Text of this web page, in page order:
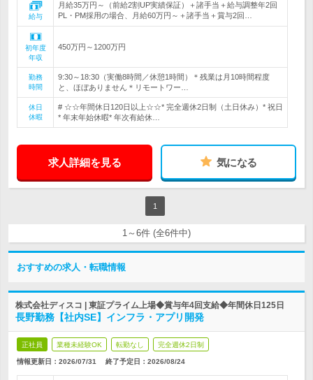
給与
月給35万円～（前給2割UP実績保証）＋諸手当＋給与調整年2回
PL・PM採用の場合、月給60万円～＋諸手当＋賞与2回…
初年度
年収
450万円～1200万円
勤務
時間
9:30～18:30（実働8時間／休憩1時間）＊残業は月10時間程度
と、ほぼありません＊リモートワー…
休日
休暇
# ☆☆年間休日120日以上☆☆* 完全週休2日制（土日休み）* 祝日
* 年末年始休暇* 年次有給休…
求人詳細を見る 気になる
1
1～6件 (全6件中)
おすすめの求人・転職情報
株式会社ディスコ | 東証プライム上場◆賞与年4回支給◆年間休日125日
長野勤務【社内SE】インフラ・アプリ開発
正社員 業種未経験OK 転勤なし 完全週休2日制
情報更新日：2026/07/31 終了予定日： 2026/08/24